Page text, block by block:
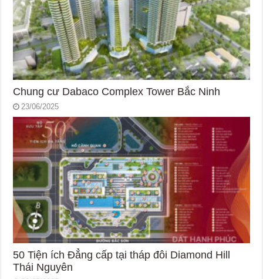
Chung cư Dabaco Complex Tower Bắc Ninh
23/06/2025
50 Tiện ích Đẳng cấp tại tháp đôi Diamond Hill
Thái Nguyên